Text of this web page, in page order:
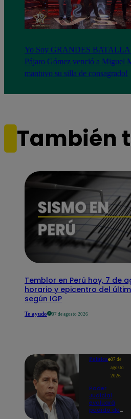
Yo Soy GRANDES
Pájaro Gómez venció a Miguel
mantuvo su silla de consagrado!
También
Temblor en Perú hoy, 7 de
horario y epicentro del
según IGP
Te ayudo 07 de agosto 2026
Política 07 de
agosto
2026
Poder
Judicial
evaluará
pedido de